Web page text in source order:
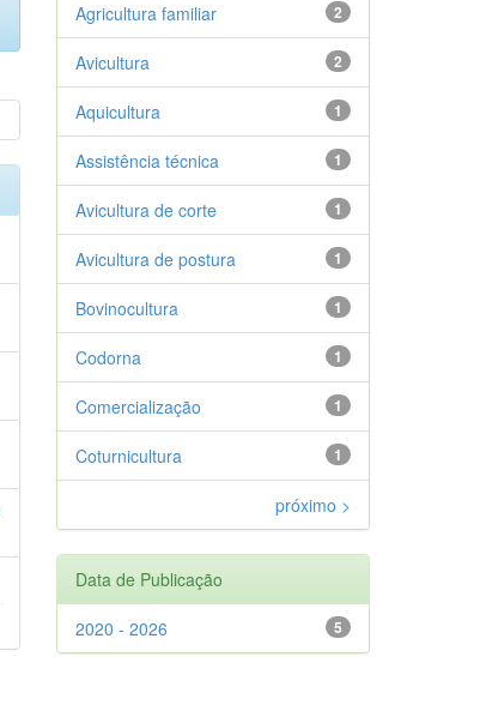
2
Agricultura familiar
2
Avicultura
1
Aquicultura
1
Assistência técnica
1
Avicultura de corte
1
Avicultura de postura
1
Bovinocultura
1
Codorna
1
Comercialização
1
Coturnicultura
próximo >
Data de Publicação
5
2020 - 2026